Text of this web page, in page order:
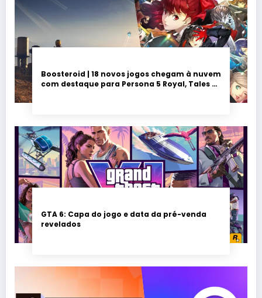
Boosteroid | 18 novos jogos chegam à nuvem
com destaque para Persona 5 Royal, Tales of
GTA 6: Capa do jogo e data da pré-venda
revelados